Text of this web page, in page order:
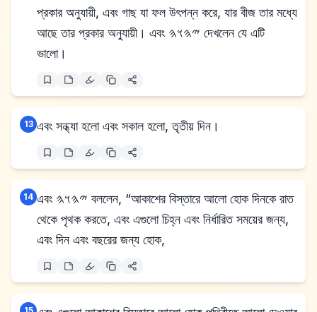
প্রকার অনুযায়ী, এবং গাছ যা ফল উৎপন্ন করে, যার বীজ তার মধ্যে
আছে তার প্রকার অনুযায়ী। এবং 𐤉𐤄𐤅𐤄 দেখলেন যে এটি
ভালো।
13 এবং সন্ধ্যা হলো এবং সকাল হলো, তৃতীয় দিন।
14 এবং 𐤉𐤄𐤅𐤄 বললেন, “আকাশের বিস্তারে আলো হোক দিনকে রাত
থেকে পৃথক করতে, এবং এগুলো চিহ্ন এবং নির্ধারিত সময়ের জন্য,
এবং দিন এবং বছরের জন্য হোক,